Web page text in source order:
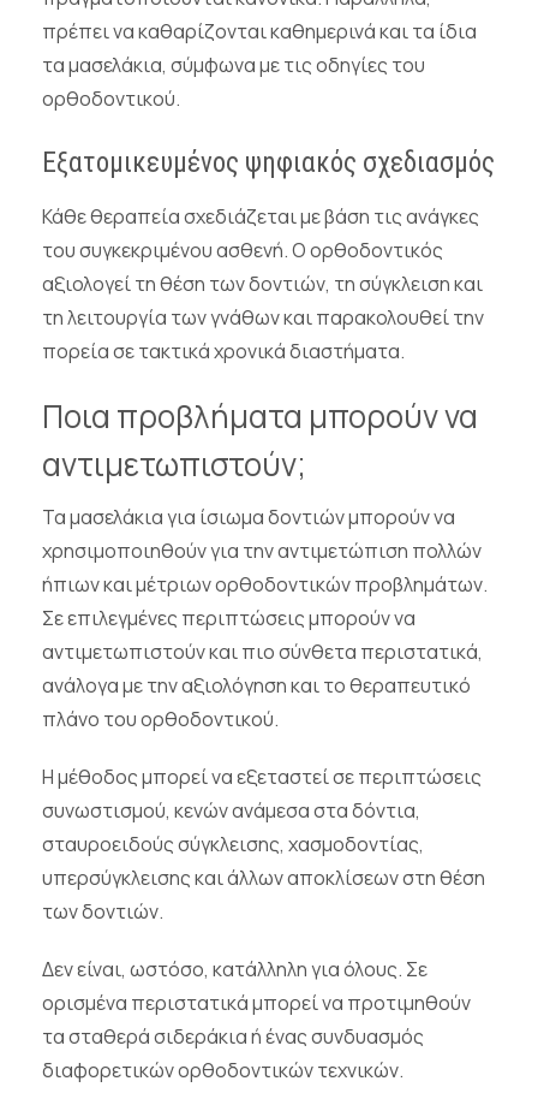
πρέπει να καθαρίζονται καθημερινά και τα ίδια
τα μασελάκια, σύμφωνα με τις οδηγίες του
ορθοδοντικού.
Εξατομικευμένος ψηφιακός σχεδιασμός
Κάθε θεραπεία σχεδιάζεται με βάση τις ανάγκες
του συγκεκριμένου ασθενή. Ο ορθοδοντικός
αξιολογεί τη θέση των δοντιών, τη σύγκλειση και
τη λειτουργία των γνάθων και παρακολουθεί την
πορεία σε τακτικά χρονικά διαστήματα.
Ποια προβλήματα μπορούν να
αντιμετωπιστούν;
Τα μασελάκια για ίσιωμα δοντιών μπορούν να
χρησιμοποιηθούν για την αντιμετώπιση πολλών
ήπιων και μέτριων ορθοδοντικών προβλημάτων.
Σε επιλεγμένες περιπτώσεις μπορούν να
αντιμετωπιστούν και πιο σύνθετα περιστατικά,
ανάλογα με την αξιολόγηση και το θεραπευτικό
πλάνο του ορθοδοντικού.
Η μέθοδος μπορεί να εξεταστεί σε περιπτώσεις
συνωστισμού, κενών ανάμεσα στα δόντια,
σταυροειδούς σύγκλεισης, χασμοδοντίας,
υπερσύγκλεισης και άλλων αποκλίσεων στη θέση
των δοντιών.
Δεν είναι, ωστόσο, κατάλληλη για όλους. Σε
ορισμένα περιστατικά μπορεί να προτιμηθούν
τα σταθερά σιδεράκια ή ένας συνδυασμός
διαφορετικών ορθοδοντικών τεχνικών.